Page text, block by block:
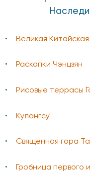
Великая
Раскопки Чэнцзян
Рисовые террасы
Кулангсу
Священная гора
Гробница